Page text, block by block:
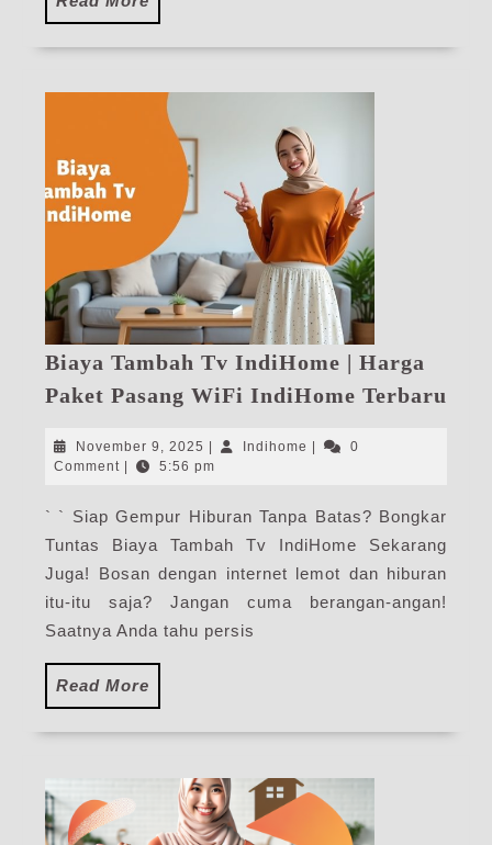
More
Biaya Tambah Tv IndiHome | Harga
Paket Pasang WiFi IndiHome Terbaru
November 9, 2025 November
9,
Indihome Indihome
0
Comment
5:56 pm
` ` Siap Gempur Hiburan Tanpa Batas? Bongkar
Tuntas Biaya Tambah Tv IndiHome Sekarang
Juga! Bosan dengan internet lemot dan hiburan
itu-itu saja? Jangan cuma berangan-angan!
Saatnya Anda tahu persis
Read More
More